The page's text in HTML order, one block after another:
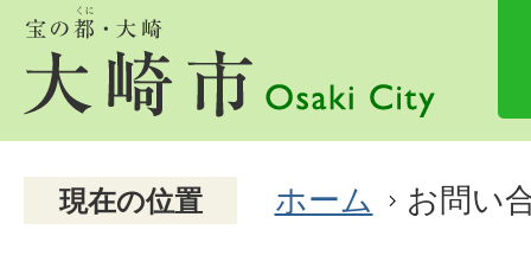
現在の位置 ホーム お問い